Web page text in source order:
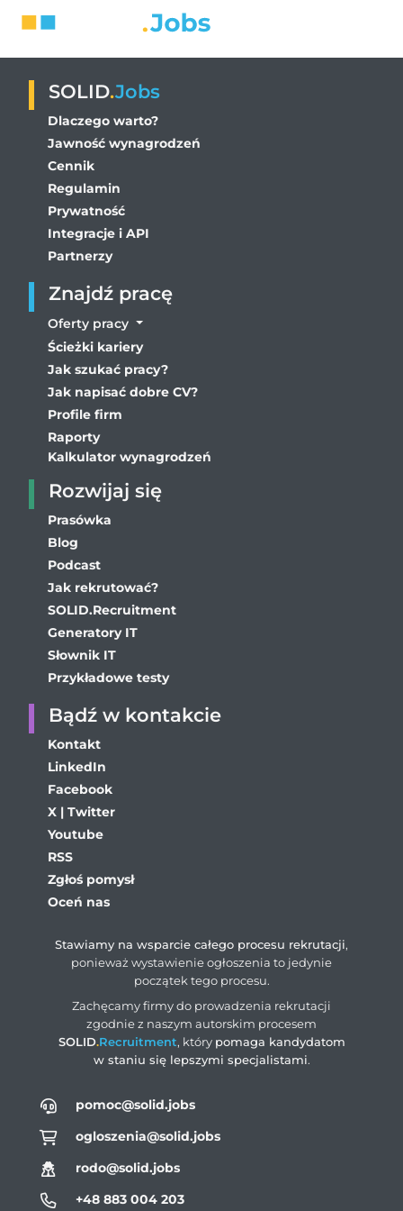
pomoc@solid.jobs
ogloszenia@solid.jobs
rodo@solid.jobs
+48 883 004 203
SOLID.Jobs
Dlaczego warto?
Jawność wynagrodzeń
Cennik
Regulamin
Prywatność
Integracje i API
Partnerzy
Znajdź pracę
Oferty pracy
Ścieżki kariery
Jak szukać pracy?
Jak napisać dobre CV?
Profile firm
Raporty
Kalkulator wynagrodzeń
Rozwijaj się
Prasówka
Blog
Podcast
Jak rekrutować?
SOLID.Recruitment
Generatory IT
Słownik IT
Przykładowe testy
Bądź w kontakcie
Kontakt
LinkedIn
Facebook
X | Twitter
Youtube
RSS
Zgłoś pomysł
Oceń nas
Stawiamy na wsparcie całego procesu rekrutacji,
ponieważ wystawienie ogłoszenia to jedynie
początek tego procesu.
Zachęcamy firmy do prowadzenia rekrutacji
zgodnie z naszym autorskim procesem
SOLID.Recruitment, który pomaga kandydatom
w staniu się lepszymi specjalistami.